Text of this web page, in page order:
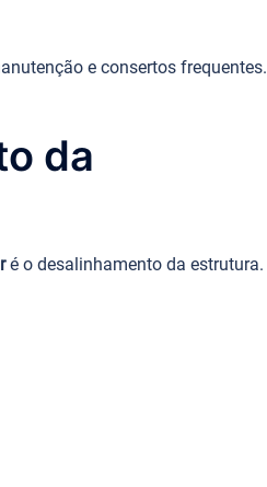
e consertos frequentes.
da
é o desalinhamento da estrutura.